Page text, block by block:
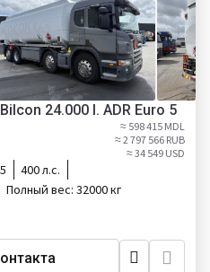
24.000 l. ADR Euro 5
≈ 598 415 MDL
≈ 2 797 566 RUB
≈ 34 549 USD
400 л.с.
Полный вес: 32000 кг